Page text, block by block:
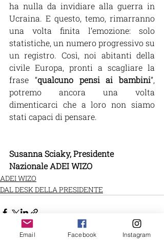
ha nulla da invidiare alla guerra in
Ucraina. E questo, temo, rimarranno
una volta finita l’emozione: solo
statistiche, un numero progressivo su
un registro. Così, noi abitanti della
civile Europa, pronti a scagliare la
frase “qualcuno pensi ai bambini”,
potremo ancora una volta
dimenticarci che a loro non siamo
stati capaci di pensare.
Susanna Sciaky, Presidente
Nazionale ADEI WIZO
ADEI WIZO
DAL DESK DELLA PRESIDENTE
Email Facebook Instagram